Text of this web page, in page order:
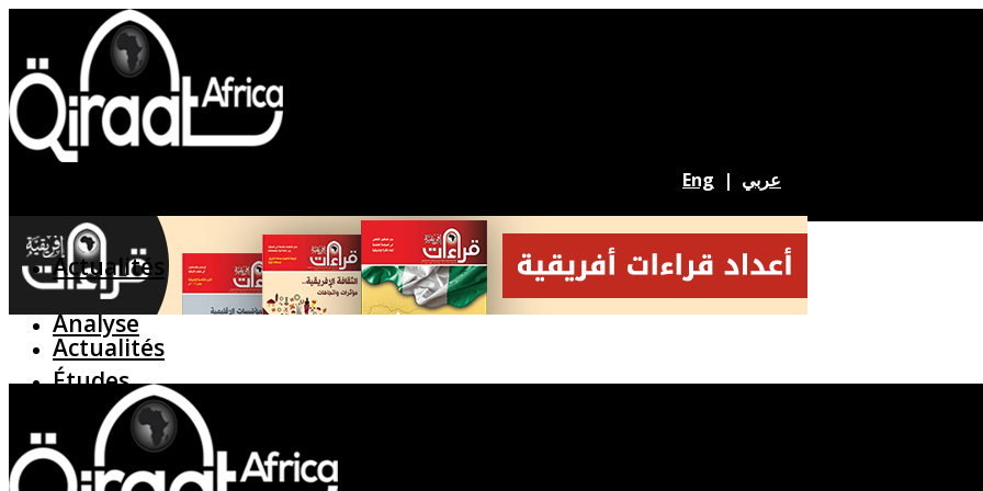
Eng | عربي
Actualités
Analyse
Études
Entretien
Actualités
Analyse